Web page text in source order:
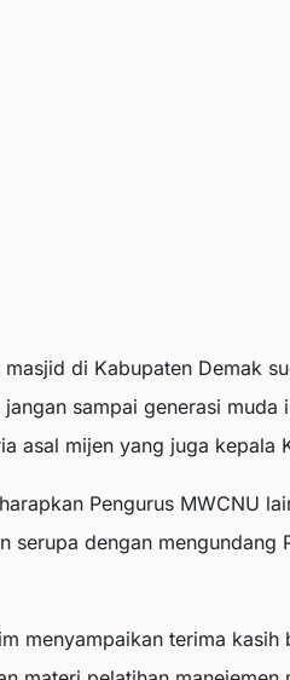
di Kabupaten Demak
sampai generasi muda
asal mijen yang juga kepala
Pengurus MWCNU
serupa dengan mengundang
menyampaikan terima kasih